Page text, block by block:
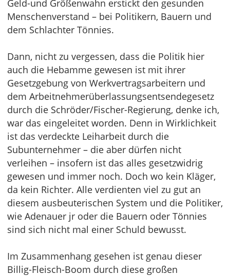
Geld-und Größenwahn erstickt den gesunden
Menschenverstand – bei Politikern, Bauern und
dem Schlachter Tönnies.
Dann, nicht zu vergessen, dass die Politik hier
auch die Hebamme gewesen ist mit ihrer
Gesetzgebung von Werkvertragsarbeitern und
dem Arbeitnehmerüberlassungsentsendegesetz
durch die Schröder/Fischer-Regierung, denke ich,
war das eingeleitet worden. Denn in Wirklichkeit
ist das verdeckte Leiharbeit durch die
Subunternehmer – die aber dürfen nicht
verleihen – insofern ist das alles gesetzwidrig
gewesen und immer noch. Doch wo kein Kläger,
da kein Richter. Alle verdienten viel zu gut an
diesem ausbeuterischen System und die Politiker,
wie Adenauer jr oder die Bauern oder Tönnies
sind sich nicht mal einer Schuld bewusst.
Im Zusammenhang gesehen ist genau dieser
Billig-Fleisch-Boom durch diese großen